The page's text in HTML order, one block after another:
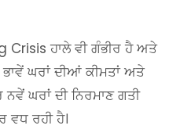
Crisis ਹਾਲੇ ਵੀ ਗੰਭੀਰ ਹੈ ਅਤੇ
ਘਰਾਂ ਦੀਆਂ ਕੀਮਤਾਂ ਅਤੇ
ਘਰਾਂ ਦੀ ਨਿਰਮਾਣ ਗਤੀ
ਰਹੀ ਹੈ।